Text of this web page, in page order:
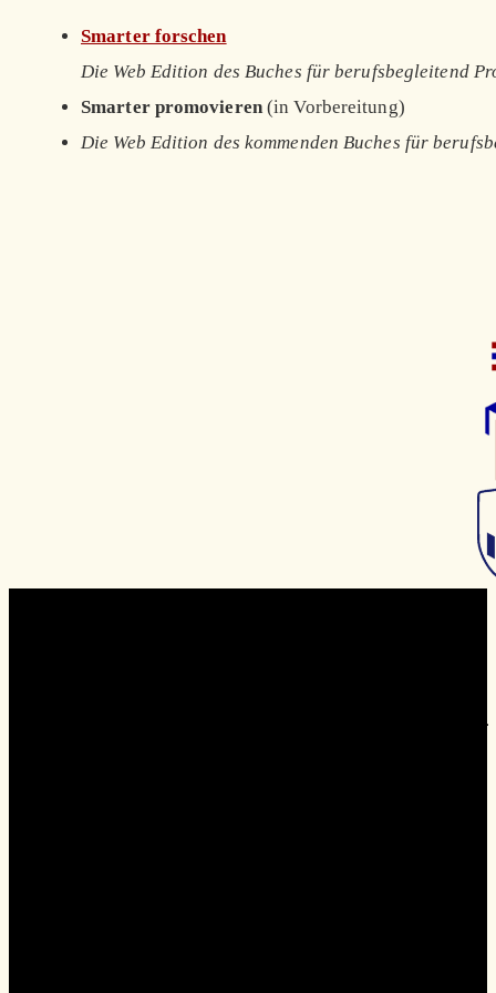
Smarter forschen
Die Web Edition des Buches für berufsbegleitend
Smarter promovieren(in Vorbereitung)
Die Web Edition des kommenden Buches für